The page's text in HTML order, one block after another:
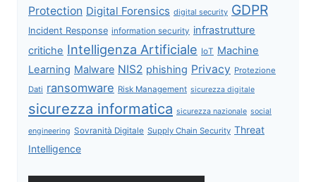
Protection Digital Forensics digital security GDPR
Incident Response information security infrastrutture
critiche Intelligenza Artificiale IoT Machine
Learning Malware NIS2 phishing Privacy Protezione
Dati ransomware Risk Management sicurezza digitale
sicurezza informatica sicurezza nazionale social
engineering Sovranità Digitale Supply Chain Security Threat
Intelligence